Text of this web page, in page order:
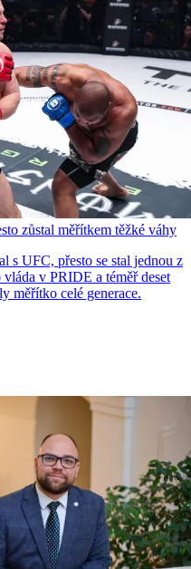
zůstal měřítkem těžké váhy
s UFC, přesto se stal jednou z
v PRIDE a téměř deset
měřítko celé generace.